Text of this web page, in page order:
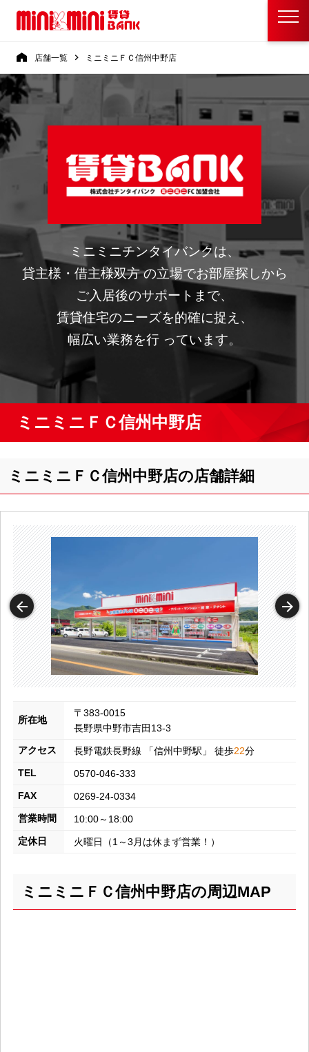
店舗一覧 ミニミニＦＣ信州中野店
ミニミニチンタイバンクは、
貸主様・借主様双方 の立場でお部屋探しから
ご入居後のサポートまで、
賃貸住宅のニーズを的確に捉え、
幅広い業務を行 っています。
ミニミニＦＣ信州中野店
ミニミニＦＣ信州中野店の店舗詳細
所在地
〒383-0015
長野県中野市吉田13-3
アクセス
長野電鉄長野線 「信州中野駅」 徒歩22分
TEL
0570-046-333
FAX
0269-24-0334
営業時間
10:00～18:00
定休日
火曜日（1～3月は休まず営業！）
ミニミニＦＣ信州中野店の周辺MAP